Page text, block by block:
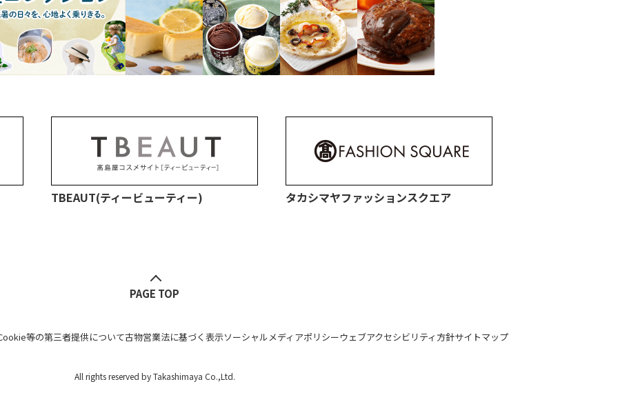
TBEAUT(ティービューティー) タカシマヤファッションスクエア
PAGE TOP
等の第三者提供について古物営業法に基づく表示ソーシャルメディアポリシーウェブアクセシビリティ方針サイトマップ
All rights reserved by Takashimaya Co.,Ltd.